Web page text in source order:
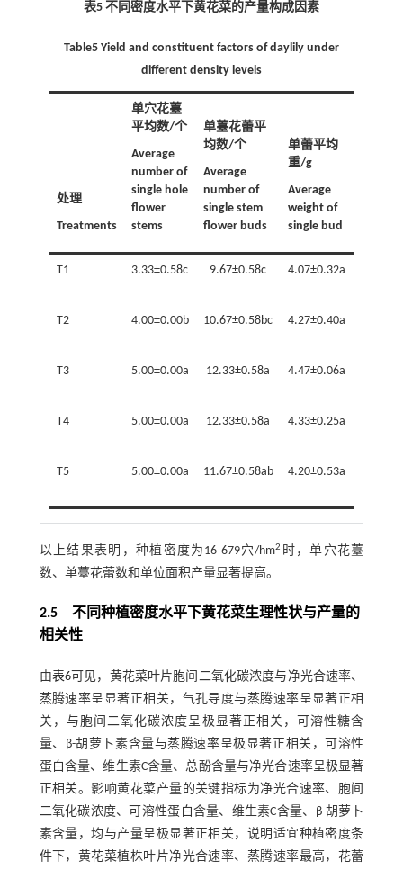
表5 不同密度水平下黄花菜的产量构成因素
Table5 Yield and constituent factors of daylily under
different density levels
处理
Treatments
单穴花薹
平均数/个
Average
number of
single hole
flower
stems
单薹花蕾平
均数/个
Average
number of
single stem
flower buds
单蕾平均
重/g
Average
weight of
single bud
T1 3.33±0.58c 9.67±0.58c 4.07±0.32a
T2 4.00±0.00b 10.67±0.58bc 4.27±0.40a
T3 5.00±0.00a 12.33±0.58a 4.47±0.06a
T4 5.00±0.00a 12.33±0.58a 4.33±0.25a
T5 5.00±0.00a 11.67±0.58ab 4.20±0.53a
以上结果表明，种植密度为16 679穴/hm2 时，单穴花薹
数、单薹花蕾数和单位面积产量显著提高。
2.5 不同种植密度水平下黄花菜生理性状与产量的
相关性
由表6可见，黄花菜叶片胞间二氧化碳浓度与净光合速率、
蒸腾速率呈显著正相关，气孔导度与蒸腾速率呈显著正相
关，与胞间二氧化碳浓度呈极显著正相关，可溶性糖含
量、β-胡萝卜素含量与蒸腾速率呈极显著正相关，可溶性
蛋白含量、维生素C含量、总酚含量与净光合速率呈极显著
正相关。影响黄花菜产量的关键指标为净光合速率、胞间
二氧化碳浓度、可溶性蛋白含量、维生素C含量、β-胡萝卜
素含量，均与产量呈极显著正相关，说明适宜种植密度条
件下，黄花菜植株叶片净光合速率、蒸腾速率最高，花蕾